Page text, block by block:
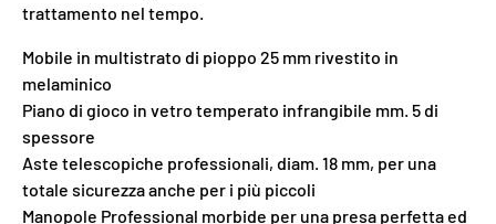
trattamento nel tempo.
Mobile in multistrato di pioppo 25 mm rivestito in
melaminico
Piano di gioco in vetro temperato infrangibile mm. 5 di
spessore
Aste telescopiche professionali, diam. 18 mm, per una
totale sicurezza anche per i più piccoli
Manopole Professional morbide per una presa perfetta ed